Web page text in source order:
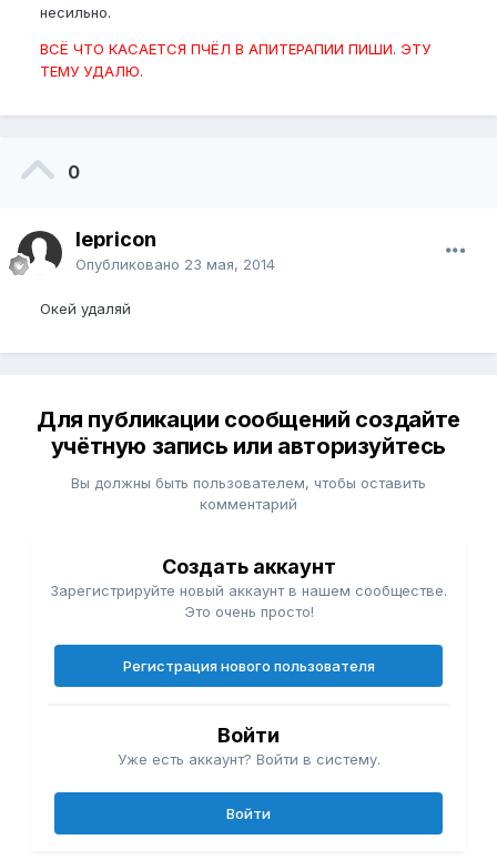
несильно.
ВСЁ ЧТО КАСАЕТСЯ ПЧЁЛ В АПИТЕРАПИИ ПИШИ. ЭТУ
ТЕМУ УДАЛЮ.
0
lepricon
Опубликовано 23 мая, 2014
Окей удаляй
Для публикации сообщений создайте
учётную запись или авторизуйтесь
Вы должны быть пользователем, чтобы оставить
комментарий
Создать аккаунт
Зарегистрируйте новый аккаунт в нашем сообществе.
Это очень просто!
Регистрация нового пользователя
Войти
Уже есть аккаунт? Войти в систему.
Войти